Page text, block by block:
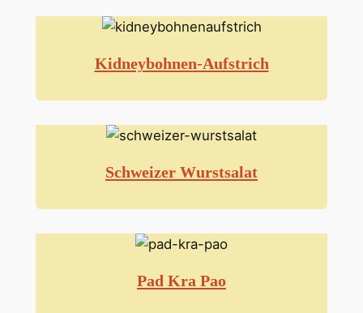
Kidneybohnen-Aufstrich
Schweizer Wurstsalat
Pad Kra Pao